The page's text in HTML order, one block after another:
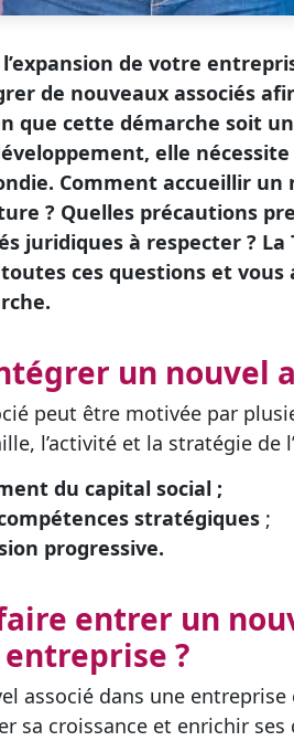
de votre
de nouveaux associés
que cette démarche soit
elle
Comment accueillir un
? Quelles précautions
juridiques à respecter ? La
ces questions et vous
un nouvel
peut être motivée par
l’activité et la stratégie de
du capital social ;
stratégiques ;
progressive.
entrer un
?
associé dans une
sa croissance et enrichir ses